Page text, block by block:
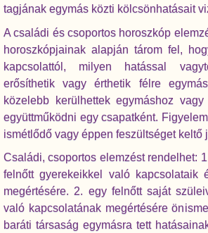
tagjának egymás közti kölcsönhatásait
A családi és csoportos horoszkóp
horoszkópjainak alapján tárom fel,
kapcsolattól, milyen hatással
erősíthetik vagy érthetik félre
közelebb kerülhettek egymáshoz
együttműködni egy csapatként.
ismétlődő vagy éppen feszültséget keltő
Családi, csoportos elemzést rendelhet:
felnőtt gyerekeikkel való kapcsolataik
megértésére. 2. egy felnőtt saját
való kapcsolatának megértésére
baráti társaság egymásra tett